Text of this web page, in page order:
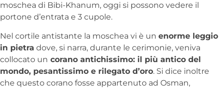
moschea di Bibi-Khanum, oggi si possono vedere il
portone d’entrata e 3 cupole.
Nel cortile antistante la moschea vi è un enorme leggio
in pietra dove, si narra, durante le cerimonie, veniva
collocato un corano antichissimo: il più antico del
mondo, pesantissimo e rilegato d’oro. Si dice inoltre
che questo corano fosse appartenuto ad Osman,